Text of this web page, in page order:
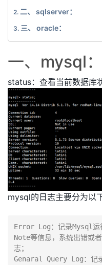
二、 sqlserver：
三、 oracle：
一、mysql：
status：查看当前数据库
mysql的日志主要分为以
Error Log：记录Mysql运
Note等信息，系统出错或
志；
Genaral Query Log：记